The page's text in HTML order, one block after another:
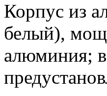
Корпус из
белый),
алюминия;